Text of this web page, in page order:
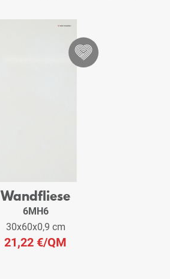
Wandfliese
6MH6
30x60x0,9 cm
21,22 €/QM